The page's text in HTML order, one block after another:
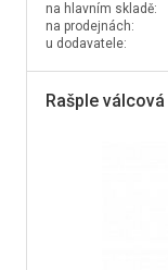
na hlavním skladě:
na prodejnách:
u dodavatele:
Rašple